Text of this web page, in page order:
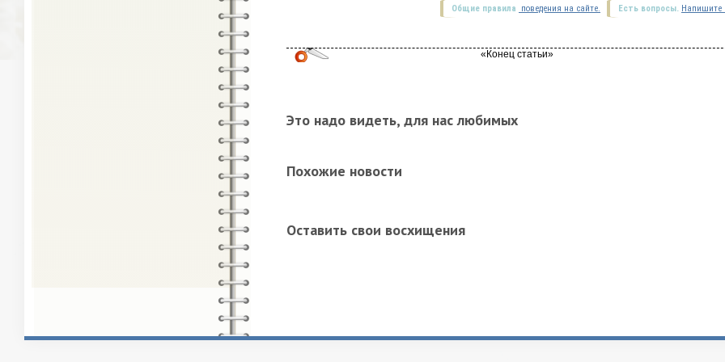
Есть вопросы. Напишите
Общие правила поведения на сайте.
Это надо видеть, для нас любимых
Похожие новости
Оставить свои восхищения